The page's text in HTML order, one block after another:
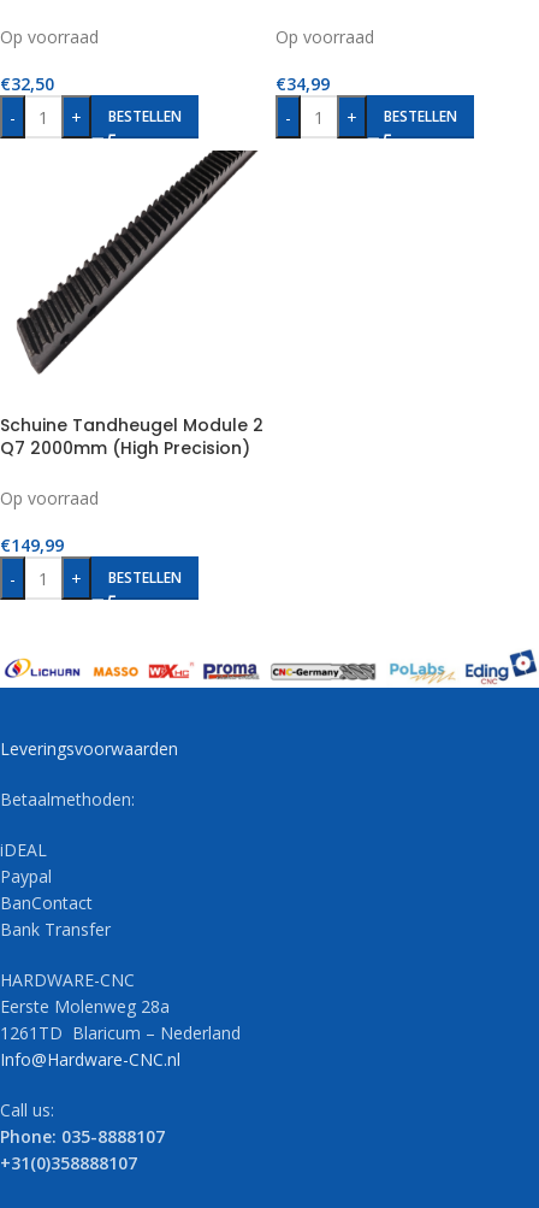
Op voorraad
€32,50
-
+ BESTELLEN
Op voorraad
€34,99
-
+ BESTELLEN
Schuine Tandheugel Module 2
Q7 2000mm (High Precision)
Op voorraad
€149,99
-
+ BESTELLEN
Leveringsvoorwaarden
Betaalmethoden:
iDEAL
Paypal
BanContact
Bank Transfer
HARDWARE-CNC
Eerste Molenweg 28a
1261TD Blaricum – Nederland
Info@Hardware-CNC.nl
Call us:
Phone: 035-8888107
+31(0)358888107